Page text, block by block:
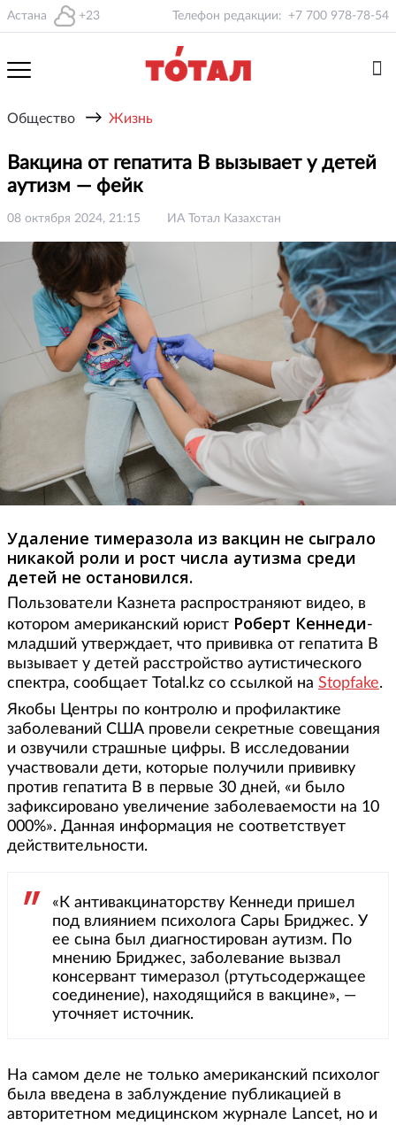
Астана +23 Телефон редакции: +7 700 978-78-54
Общество → Жизнь
Вакцина от гепатита В вызывает у детей
аутизм — фейк
08 октября 2024, 21:15 ИА Тотал Казахстан
Удаление тимеразола из вакцин не сыграло
никакой роли и рост числа аутизма среди
детей не остановился.
Пользователи Казнета распространяют видео, в
котором американский юрист Роберт Кеннеди-
младший утверждает, что прививка от гепатита В
вызывает у детей расстройство аутистического
спектра, сообщает Total.kz со ссылкой на Stopfake.
Якобы Центры по контролю и профилактике
заболеваний США провели секретные совещания
и озвучили страшные цифры. В исследовании
участвовали дети, которые получили прививку
против гепатита В в первые 30 дней, «и было
зафиксировано увеличение заболеваемости на 10
000%». Данная информация не соответствует
действительности.
«К антивакцинаторству Кеннеди пришел
под влиянием психолога Сары Бриджес. У
ее сына был диагностирован аутизм. По
мнению Бриджес, заболевание вызвал
консервант тимеразол (ртутьсодержащее
соединение), находящийся в вакцине», —
уточняет источник.
На самом деле не только американский психолог
была введена в заблуждение публикацией в
авторитетном медицинском журнале Lancet, но и